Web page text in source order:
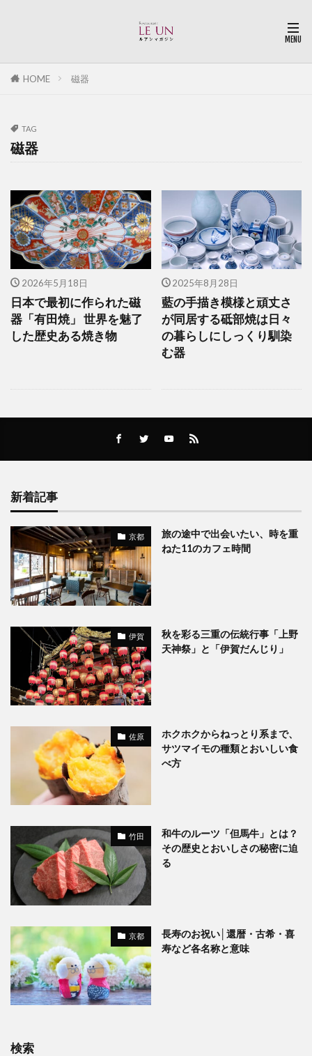
HOME 磁器
TAG
磁器
2026年5月18日
日本で最初に作られた磁
器「有田焼」 世界を魅了
した歴史ある焼き物
2025年8月28日
藍の手描き模様と頑丈さ
が同居する砥部焼は日々
の暮らしにしっくり馴染
む器
新着記事
京都
旅の途中で出会いたい、時を重
ねた11のカフェ時間
伊賀
秋を彩る三重の伝統行事「上野
天神祭」と「伊賀だんじり」
佐原
ホクホクからねっとり系まで、
サツマイモの種類とおいしい食
べ方
竹田
和牛のルーツ「但馬牛」とは？
その歴史とおいしさの秘密に迫
る
京都
長寿のお祝い│還暦・古希・喜
寿など各名称と意味
検索